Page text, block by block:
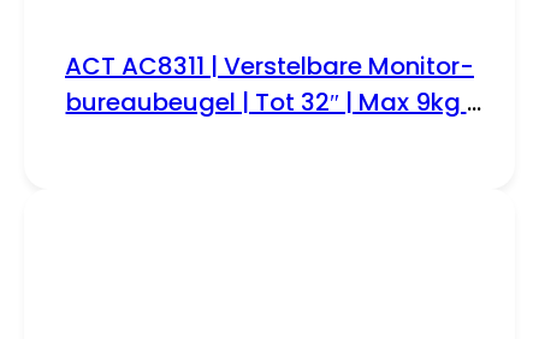
ACT AC8311 | Verstelbare Monitor-
bureaubeugel | Tot 32″ | Max 9kg |